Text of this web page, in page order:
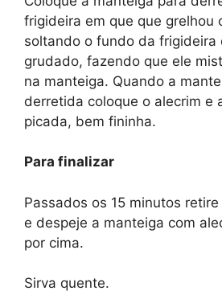
frigideira em que que grelhou
soltando o fundo da frigideira
grudado, fazendo que ele
na manteiga. Quando a
derretida coloque o alecrim e
picada, bem fininha.
Para finalizar
Passados os 15 minutos
e despeje a manteiga com
por cima.
Sirva quente.